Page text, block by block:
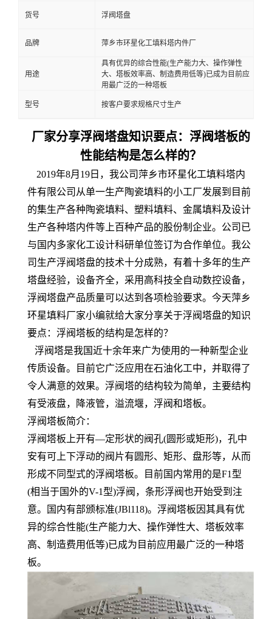
货号 浮阀塔盘
品牌 萍乡市环星化工填料塔内件厂
用途
具有优异的综合性能(生产能力大、操作弹性
大、塔板效率高、制造费用低等)已成为目前应
用最广泛的一种塔板
型号 按客户要求规格尺寸生产
厂家分享浮阀塔盘知识要点：浮阀塔板的
性能结构是怎么样的？
2019年8月19日，我公司萍乡市环星化工填料塔内
件有限公司从单一生产陶瓷填料的小工厂发展到目前
的集生产各种陶瓷填料、塑料填料、金属填料及设计
生产各种塔内件等上百种产品的股份制企业。公司已
与国内多家化工设计科研单位签订为合作单位。我公
司生产浮阀塔盘的技术十分成熟，有着十多年的生产
塔盘经验，设备齐全，采用高科技全自动数控设备，
浮阀塔盘产品质量可以达到各项检验要求。今天萍乡
环星填料厂家小编就给大家分享关于浮阀塔盘的知识
要点：浮阀塔板的结构是怎样的？
浮阀塔是我国近十余年来广为使用的一种新型企业
传质设备。目前它广泛应用在石油化工中，并取得了
令人满意的效果。浮阀塔的结构较为简单，主要结构
有受液盘，降液管，溢流堰，浮阀和塔板。
浮阀塔板简介：
浮阀塔板上开有—定形状的阀孔(圆形或矩形)，孔中
安有可上下浮动的阀片有圆形、矩形、盘形等，从而
形成不同型式的浮阀塔板。目前国内常用的是F1型
(相当于国外的V-1型)浮阀，条形浮阀也开始受到注
意。国内有部颁标准(JBl118)。浮阀塔板因其具有优
异的综合性能(生产能力大、操作弹性大、塔板效率
高、制造费用低等)已成为目前应用最广泛的一种塔
板。